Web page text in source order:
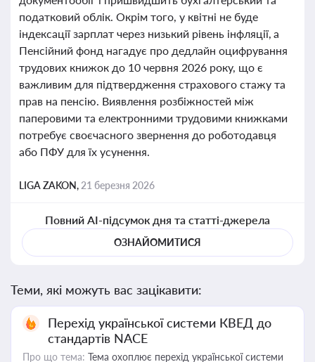
податковий облік. Окрім того, у квітні не буде
індексації зарплат через низький рівень інфляції, а
Пенсійний фонд нагадує про дедлайн оцифрування
трудових книжок до 10 червня 2026 року, що є
важливим для підтвердження страхового стажу та
прав на пенсію. Виявлення розбіжностей між
паперовими та електронними трудовими книжками
потребує своєчасного звернення до роботодавця
або ПФУ для їх усунення.
LIGA ZAKON, 21 березня 2026
Повний AI-підсумок дня та статті-джерела
ОЗНАЙОМИТИСЯ
Теми, які можуть вас зацікавити:
Перехід української системи КВЕД до
стандартів NACE
Про що тема: Тема охоплює перехід української системи